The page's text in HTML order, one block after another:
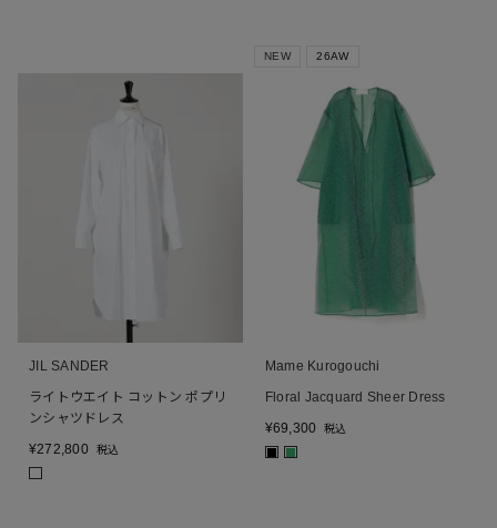
JIL SANDER
ライトウエイト コットン ポプリ
ンシャツドレス
¥272,800 税込
NEW 26AW
Mame Kurogouchi
Floral Jacquard Sheer Dress
¥69,300 税込